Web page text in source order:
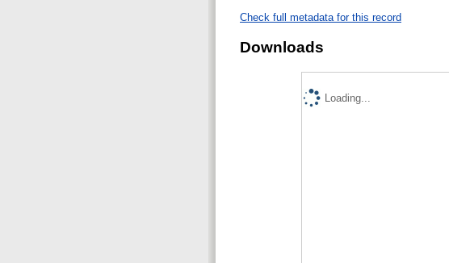
Check full metadata for this record
Downloads
Loading...